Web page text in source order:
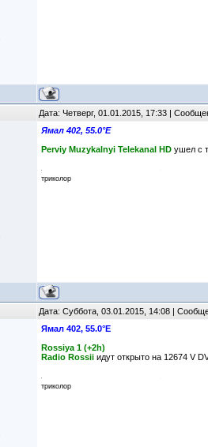
Дата: Четверг, 01.01.2015, 17:33 |
Ямал 402, 55.0°E
Perviy Muzykalnyi Telekanal HD ушел с
триколор
Дата: Суббота, 03.01.2015, 14:08 |
Ямал 402, 55.0°E
Rossiya 1 (+2h)
Radio Rossii идут открыто на 12674 V
триколор